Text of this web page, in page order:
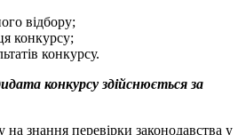
відбору;
конкурсу;
конкурсу.
конкурсу здійснюється за
на знання перевірки законодавства у